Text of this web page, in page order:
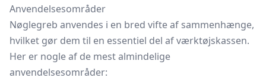
Anvendelsesområder
Nøglegreb anvendes i en bred vifte af sammenhænge,
hvilket gør dem til en essentiel del af værktøjskassen.
Her er nogle af de mest almindelige
anvendelsesområder: